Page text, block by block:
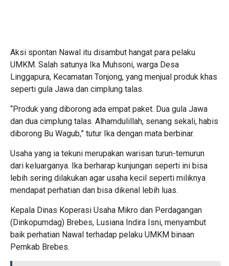
Aksi spontan Nawal itu disambut hangat para pelaku
UMKM. Salah satunya Ika Muhsoni, warga Desa
Linggapura, Kecamatan Tonjong, yang menjual produk khas
seperti gula Jawa dan cimplung talas.
“Produk yang diborong ada empat paket. Dua gula Jawa
dan dua cimplung talas. Alhamdulillah, senang sekali, habis
diborong Bu Wagub,” tutur Ika dengan mata berbinar.
Usaha yang ia tekuni merupakan warisan turun-temurun
dari keluarganya. Ika berharap kunjungan seperti ini bisa
lebih sering dilakukan agar usaha kecil seperti miliknya
mendapat perhatian dan bisa dikenal lebih luas.
Kepala Dinas Koperasi Usaha Mikro dan Perdagangan
(Dinkopumdag) Brebes, Lusiana Indira Isni, menyambut
baik perhatian Nawal terhadap pelaku UMKM binaan
Pemkab Brebes.